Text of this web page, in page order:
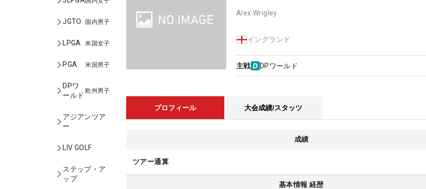
JGTO 国内男子
LPGA 米国女子
PGA 米国男子
DPワ
ールド
欧州男子
アジアンツア
ー
LIV GOLF
ステップ・ア
ップ
Alex Wrigley
イングランド
主戦 DPワールド
プロフィール 大会成績/スタッツ
成績
ツアー通算
基本情報 経歴